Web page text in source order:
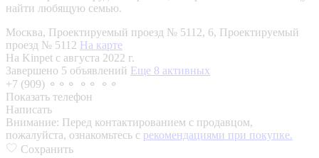
найти любящую семью.
Москва, Проектируемый проезд № 5112, 6, Проектируемый
проезд № 5112 На карте
На Kinpet c августа 2022 г.
Завершено 5 объявлений Еще 8 активных
+7 (909) ⚬⚬⚬ ⚬⚬ ⚬⚬
Показать телефон
Написать
Внимание: Перед контактированием с продавцом,
пожалуйста, ознакомьтесь с рекомендациями при покупке.
Сохранить